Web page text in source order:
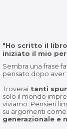
"Ho scritto il
iniziato il mio
Sembra una frase
pensato dopo aver
Troverai tanti
solo il mondo
viviamo: Pensieri
su argomenti come
generazionale e